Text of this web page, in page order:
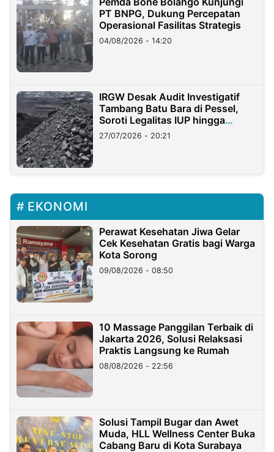
PT BNPG, Dukung Percepatan
Operasional Fasilitas Strategis
04/08/2026 - 14:20
IRGW Desak Audit Investigatif
Tambang Batu Bara di Pessel,
Soroti Legalitas IUP hingga
Stockpile
27/07/2026 - 20:21
EKONOMI
Perawat Kesehatan Jiwa Gelar
Cek Kesehatan Gratis bagi Warga
Kota Sorong
09/08/2026 - 08:50
10 Massage Panggilan Terbaik di
Jakarta 2026, Solusi Relaksasi
Praktis Langsung ke Rumah
08/08/2026 - 22:56
Solusi Tampil Bugar dan Awet
Muda, HLL Wellness Center Buka
Cabang Baru di Kota Surabaya